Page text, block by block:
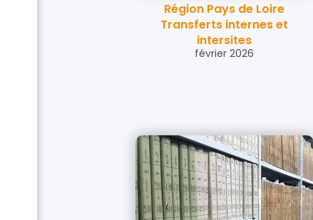
Région Pays de Loire
Transferts internes et
intersites
février 2026